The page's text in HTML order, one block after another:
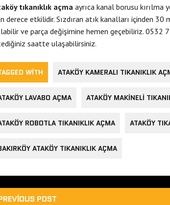
tıkanıklık açma ayrıca kanal borusu
derece etkilidir. Sızdıran atık kanalları içinden
ve parça değişimine hemen geçebiliriz.
saatte ulaşabilirsiniz.
WITH ATAKÖY KAMERALI TIKANIKLIK
LAVABO AÇMA ATAKÖY MAKINELI
ROBOTLA TIKANIKLIK AÇMA ATAKÖY
ATAKÖY TIKANIKLIK AÇMA
POST